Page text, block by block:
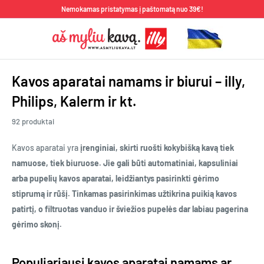
Nemokamas pristatymas į paštomatą nuo 39€!
Aš
Kavos aparatai namams ir biurui – illy,
Philips, Kalerm ir kt.
92 produktai
Kavos aparatai yra įrenginiai, skirti ruošti kokybišką kavą tiek
namuose, tiek biuruose. Jie gali būti automatiniai, kapsuliniai
arba pupelių kavos aparatai, leidžiantys pasirinkti gėrimo
stiprumą ir rūšį. Tinkamas pasirinkimas užtikrina puikią kavos
patirtį, o filtruotas vanduo ir šviežios pupelės dar labiau pagerina
gėrimo skonį.